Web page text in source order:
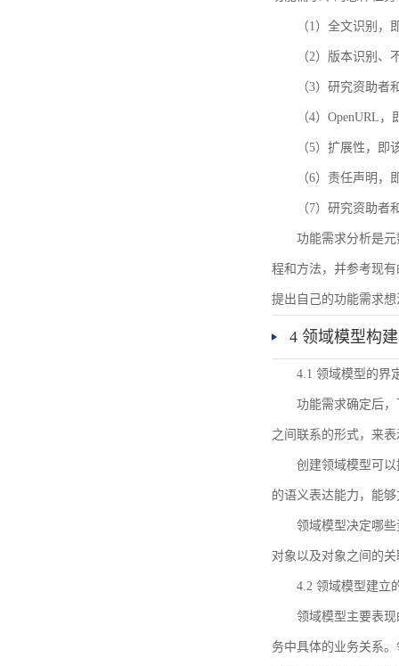
（1）全文识别
（2）版本识别、
（3）研究资助者
（4）OpenURL
（5）扩展性，
（6）责任声明，
（7）研究资助
功能需求分析是
程和方法，并参考现
提出自己的功能需求
4 领域模型构建
4.1 领域模型的界
功能需求确定后
之间联系的形式，来
创建领域模型可
的语义表达能力，能
领域模型决定哪
对象以及对象之间的
4.2 领域模型建立
领域模型主要表
务中具体的业务关系